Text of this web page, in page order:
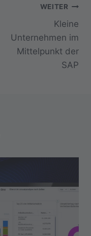
WEITER
Kleine
Unternehmen im
Mittelpunkt der
SAP